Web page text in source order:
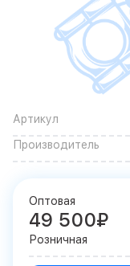
Артикул
Производитель
Оптовая
49 500₽
Розничная